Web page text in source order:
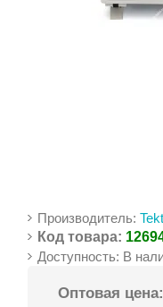
Производитель:
Код товара:
Доступность: В
Оптовая цена: